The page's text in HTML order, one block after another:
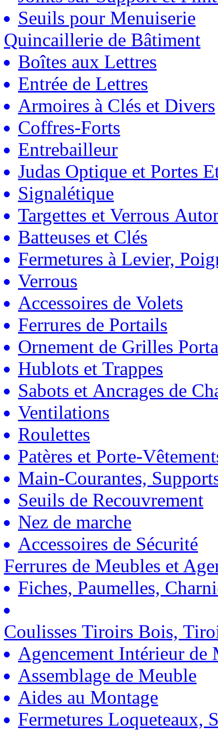
Seuils pour Menuiserie
Quincaillerie de Bâtiment
Boîtes aux Lettres
Entrée de Lettres
Armoires à Clés et Divers
Coffres-Forts
Entrebailleur
Judas Optique et Portes
Signalétique
Targettes et Verrous
Batteuses et Clés
Fermetures à Levier,
Verrous
Accessoires de Volets
Ferrures de Portails
Ornement de Grilles
Hublots et Trappes
Sabots et Ancrages de
Ventilations
Roulettes
Patères et Porte-
Main-Courantes,
Seuils de Recouvrement
Nez de marche
Accessoires de Sécurité
Ferrures de Meubles et
Fiches, Paumelles,
Coulisses Tiroirs Bois,
Agencement Intérieur de
Assemblage de Meuble
Aides au Montage
Fermetures Loqueteaux,